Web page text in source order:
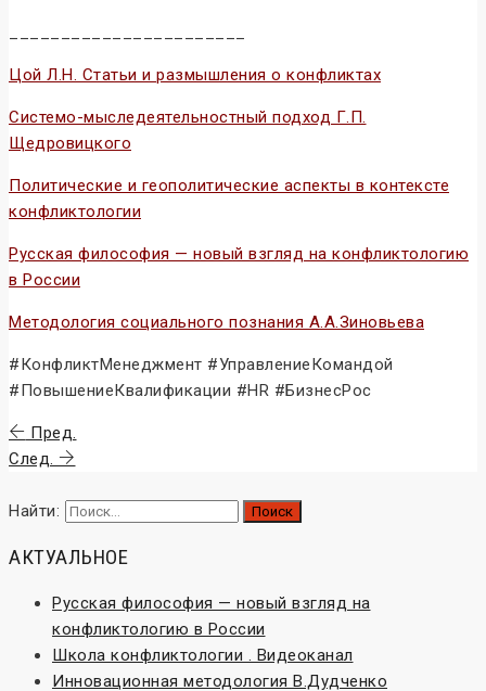
Цой Л.Н. Статьи и размышления о конфликтах
Системо-мыследеятельностный подход Г.П.
Щедровицкого
Политические и геополитические аспекты в контексте
конфликтологии
Русская философия — новый взгляд на конфликтологию
в России
Методология социального познания А.А.Зиновьева
#КонфликтМенеджмент #УправлениеКомандой
#ПовышениеКвалификации #HR #БизнесРос
Пред.
След.
Найти:
АКТУАЛЬНОЕ
Русская философия — новый взгляд на
конфликтологию в России
Школа конфликтологии . Видеоканал
Инновационная методология В.Дудченко